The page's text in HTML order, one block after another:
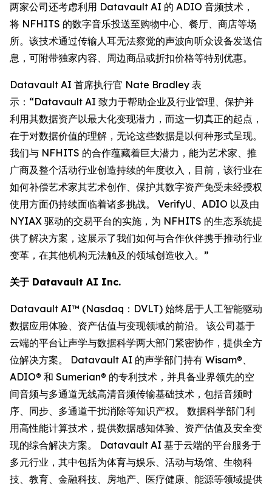
两家公司还考虑利用 Datavault AI 的 ADIO 音频技术，
将 NFHITS 的数字音乐投送至购物中心、餐厅、商店等场
所。该技术通过传输人耳无法察觉的声波向听众设备发送信
息，可附带独家内容、周边商品或折扣价格等特别优惠。
Datavault AI 首席执行官 Nate Bradley 表
示：“Datavault AI 致力于帮助企业及行业管理、保护并
利用其数据资产以最大化变现潜力，而这一切真正的起点，
在于对数据价值的理解，无论这些数据是以何种形式呈现。
我们与 NFHITS 的合作蕴藏着巨大潜力，能为艺术家、推
广商及整个活动行业创造持续的年度收入，目前，该行业在
如何补偿艺术家其艺术创作、保护其数字资产免受未经授权
使用方面仍持续面临着诸多挑战。 VerifyU、ADIO 以及由
NYIAX 驱动的交易平台的实施，为 NFHITS 的生态系统提
供了解决方案，这展示了我们如何与合作伙伴携手推动行业
变革，在其他机构无法触及的领域创造收入。”
关于 Datavault AI Inc.
Datavault AI™ (Nasdaq：DVLT) 始终居于人工智能驱动
数据应用体验、资产估值与变现领域的前沿。 该公司基于
云端的平台让声学与数据科学两大部门紧密协作，提供全方
位解决方案。 Datavault AI 的声学部门持有 Wisam®、
ADIO® 和 Sumerian® 的专利技术，并具备业界领先的空
间音频与多通道无线高清音频传输基础技术，包括音频时
序、同步、多通道干扰消除等知识产权。 数据科学部门利
用高性能计算技术，提供数据感知体验、资产估值及安全变
现的综合解决方案。 Datavault AI 基于云端的平台服务于
多元行业，其中包括为体育与娱乐、活动与场馆、生物科
技、教育、金融科技、房地产、医疗健康、能源等领域提供